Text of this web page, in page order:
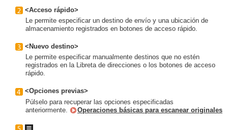
<Acceso rápido>
Le permite especificar un destino de envío y una ubicación de
almacenamiento registrados en botones de acceso rápido.
<Nuevo destino>
Le permite especificar manualmente destinos que no estén
registrados en la Libreta de direcciones o los botones de acceso
rápido.
<Opciones previas>
Púlselo para recuperar las opciones especificadas
anteriormente.
Operaciones básicas para escanear originales